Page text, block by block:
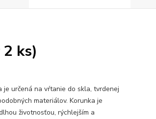
ks)
je určená na vŕtanie do skla, tvrdenej
materiálov. Korunka je
životnosťou, rýchlejším a